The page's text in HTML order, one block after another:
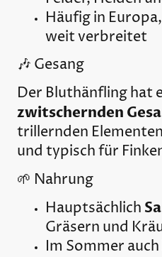
Häufig in
weit verbreitet
🎶 Gesang
Der Bluthänfling hat
zwitschernden
trillernden
und typisch für
🌱 Nahrung
Hauptsächlich
Gräsern und
Im Sommer